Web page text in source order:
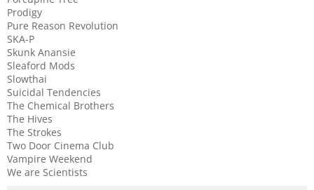
Prodigy
Pure Reason Revolution
SKA-P
Skunk Anansie
Sleaford Mods
Slowthai
Suicidal Tendencies
The Chemical Brothers
The Hives
The Strokes
Two Door Cinema Club
Vampire Weekend
We are Scientists